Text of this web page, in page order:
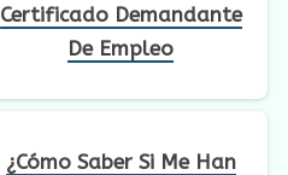
Certificado Demandante
De Empleo
¿Cómo Saber Si Me Han